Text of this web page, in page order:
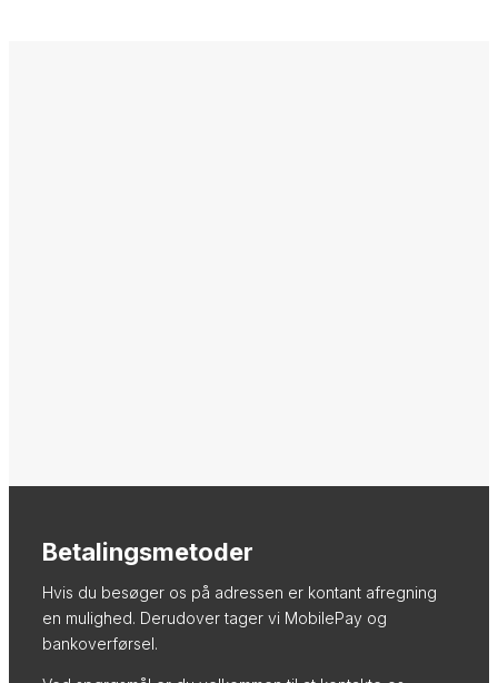
Betalingsmetoder
Hvis du besøger os på adressen er kontant afregning
en mulighed. Derudover tager vi MobilePay og
bankoverførsel.